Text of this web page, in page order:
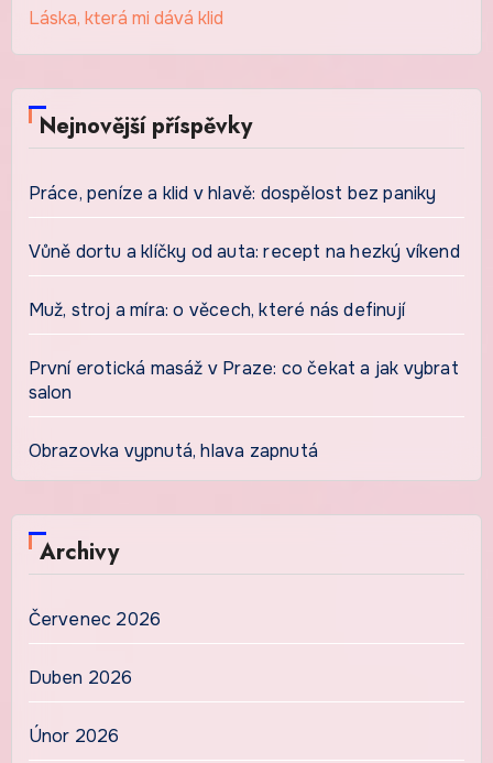
Láska, která mi dává klid
Nejnovější příspěvky
Práce, peníze a klid v hlavě: dospělost bez paniky
Vůně dortu a klíčky od auta: recept na hezký víkend
Muž, stroj a míra: o věcech, které nás definují
První erotická masáž v Praze: co čekat a jak vybrat
salon
Obrazovka vypnutá, hlava zapnutá
Archivy
Červenec 2026
Duben 2026
Únor 2026